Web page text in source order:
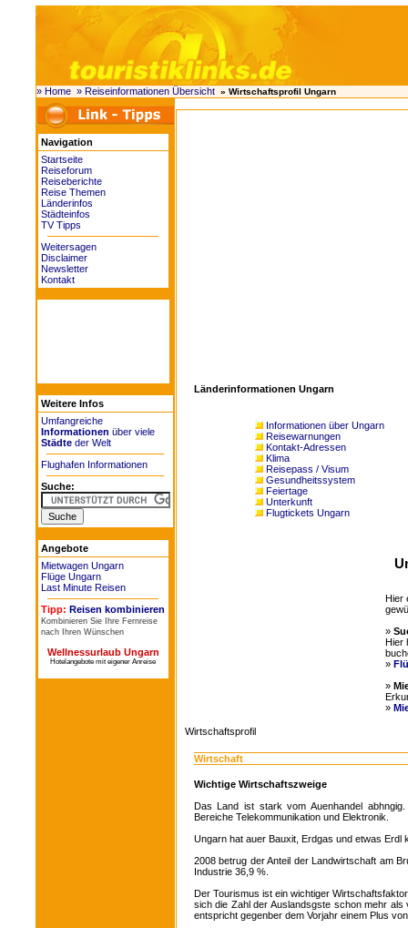
» Home » Reiseinformationen Übersicht » Wirtschaftsprofil Ungarn
Navigation
Startseite
Reiseforum
Reiseberichte
Reise Themen
Länderinfos
Städteinfos
TV Tipps
Weitersagen
Disclaimer
Newsletter
Kontakt
Weitere Infos
Umfangreiche
Informationen über viele
Städteder Welt
Flughafen Informationen
Suche:
Angebote
Mietwagen Ungarn
Flüge Ungarn
Last Minute Reisen
Tipp: Reisen kombinieren
Kombinieren Sie Ihre Fernreise
nach Ihren Wünschen
Wellnessurlaub Ungarn
Hotelangebote mit eigener Anreise
Länderinformationen Ungarn
Informationen über Ungarn
Reisewarnungen
Kontakt-Adressen
Klima
Reisepass / Visum
Gesundheitssystem
Feiertage
Unterkunft
Flugtickets Ungarn
Hier
»
Hier
»
»
»
Wirtschaftsprofil
Wirtschaft
Wichtige Wirtschaftszweige
Das Land ist stark vom Auenhandel
Bereiche Telekommunikation und Elektronik.
Ungarn hat auer Bauxit, Erdgas und etwas Erdl
2008 betrug der Anteil der Landwirtschaft am
Industrie 36,9 %.
Der Tourismus ist ein wichtiger
sich die Zahl der Auslandsgste schon mehr
entspricht gegenber dem Vorjahr einem Plus